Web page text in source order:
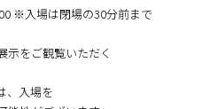
※入場は閉場の30分前まで
示をご観覧いただく
、入場を